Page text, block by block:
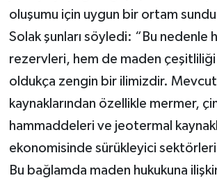
oluşumu için uygun bir ortam
Solak şunları söyledi: “Bu nedenle
rezervleri, hem de maden çeşitliliği
oldukça zengin bir ilimizdir. Mevcut
kaynaklarından özellikle mermer,
hammaddeleri ve jeotermal
ekonomisinde sürükleyici
Bu bağlamda maden hukukuna